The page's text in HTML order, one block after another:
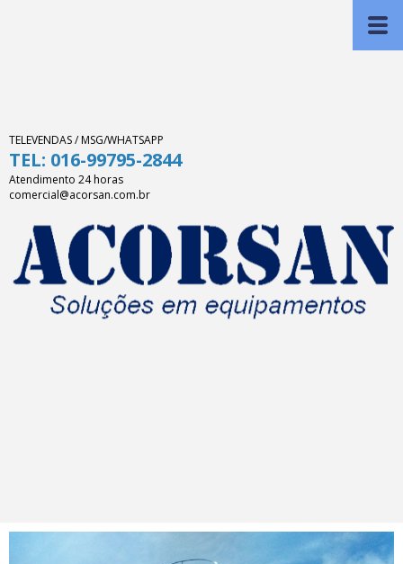
TELEVENDAS / MSG/WHATSAPP
TEL: 016-99795-2844
Atendimento 24 horas
comercial@acorsan.com.br